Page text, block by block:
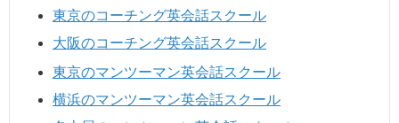
東京のコーチング英会話スクール
大阪のコーチング英会話スクール
東京のマンツーマン英会話スクール
横浜のマンツーマン英会話スクール